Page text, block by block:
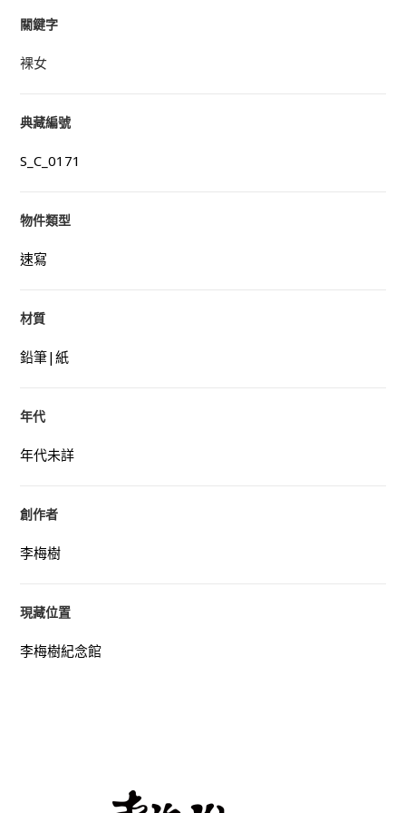
關鍵字
裸女
典藏編號
S_C_0171
物件類型
速寫
材質
鉛筆|紙
年代
年代未詳
創作者
李梅樹
現藏位置
李梅樹紀念館